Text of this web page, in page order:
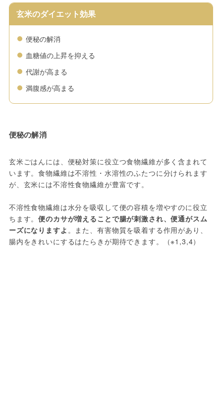
玄米のダイエット効果
便秘の解消
血糖値の上昇を抑える
代謝が高まる
満腹感が高まる
便秘の解消
玄米ごはんには、便秘対策に役立つ食物繊維が多く含まれて
います。食物繊維は不溶性・水溶性のふたつに分けられます
が、玄米には不溶性食物繊維が豊富です。
不溶性食物繊維は水分を吸収して便の容積を増やすのに役立
ちます。便のカサが増えることで腸が刺激され、便通がスム
ーズになりますよ 。また、有害物質を吸着する作用があり、
腸内をきれいにするはたらきが期待できます。（※1,3,4）